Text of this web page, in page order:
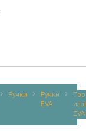
Ручки
Ручки
EVA
EVA